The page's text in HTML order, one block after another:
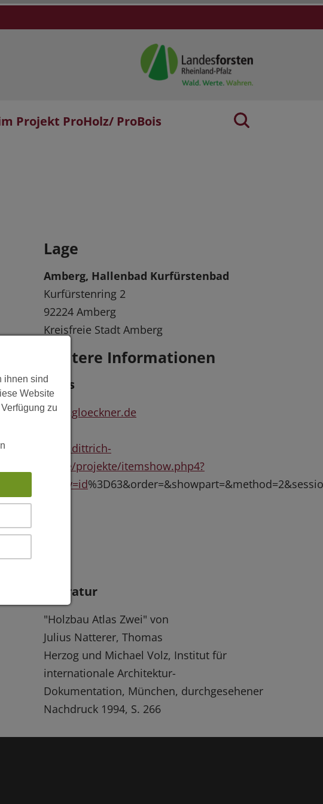
Projekt ProHolz/ ProBois
Lage
Amberg, Hallenbad Kurfürstenbad
Kurfürstenring 2
92224 Amberg
Kreisfreie Stadt Amberg
Weitere Informationen
Links
www.gloeckner.de
www.dittrich-
pg.de/projekte/itemshow.php4?
query=id
Literatur
"Holzbau Atlas Zwei" von
Julius Natterer, Thomas
Herzog und Michael Volz, Institut für
internationale Architektur-
Dokumentation, München, durchgesehener
Nachdruck 1994, S. 266
ihnen sind
Website
zu